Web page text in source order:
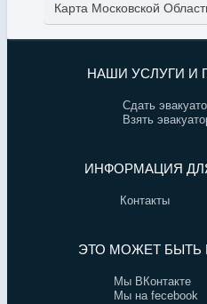
Карта Московской
НАШИ УСЛУГИ И
Сдать
Взять
ИНФОРМАЦИЯ
Контакты
ЭТО МОЖЕТ БЫТЬ
Мы ВКонтакте
Мы на fecebook